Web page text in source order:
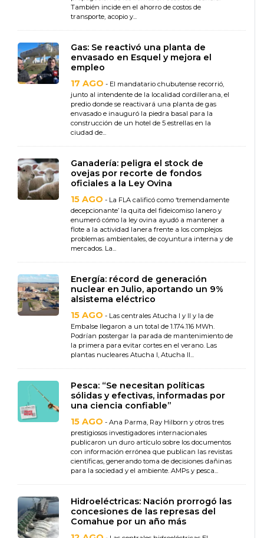
También incide en el ahorro de costos de
transporte, acopio y...
Gas: Se reactivó una planta de
envasado en Esquel y mejora el
empleo
17 AGO - El mandatario chubutense recorrió,
junto al intendente de la localidad cordillerana, el
predio donde se reactivará una planta de gas
envasado e inauguró la piedra basal para la
construcción de un hotel de 5 estrellas en la
ciudad de...
Ganadería: peligra el stock de
ovejas por recorte de fondos
oficiales a la Ley Ovina
15 AGO - La FLA calificó como ‘tremendamente
decepcionante’ la quita del fideicomiso lanero y
enumeró cómo la ley ovina ayudó a mantener a
flote a la actividad lanera frente a los complejos
problemas ambientales, de coyuntura interna y de
mercados. La...
Energía: récord de generación
nuclear en Julio, aportando un 9%
alsistema eléctrico
15 AGO - Las centrales Atucha I y II y la de
Embalse llegaron a un total de 1.174.116 MWh.
Podrían postergar la parada de mantenimiento de
la primera para evitar cortes en el verano. Las
plantas nucleares Atucha I, Atucha II...
Pesca: “Se necesitan políticas
sólidas y efectivas, informadas por
una ciencia confiable”
15 AGO - Ana Parma, Ray Hilborn y otros tres
prestigiosos investigadores internacionales
publicaron un duro artículo sobre los documentos
con información errónea que publican las revistas
científicas, generando toma de decisiones dañinas
para la sociedad y el ambiente. AMPs y pesca...
Hidroeléctricas: Nación prorrogó las
concesiones de las represas del
Comahue por un año más